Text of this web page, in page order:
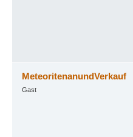
MeteoritenanundVerkauf
Gast